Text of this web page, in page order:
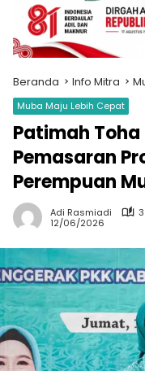
Beranda Info Mitra
Muba Maju Lebih Cepat
Patimah
Pemasaran
Perempuan
Adi Rasmiadi
12/06/2026